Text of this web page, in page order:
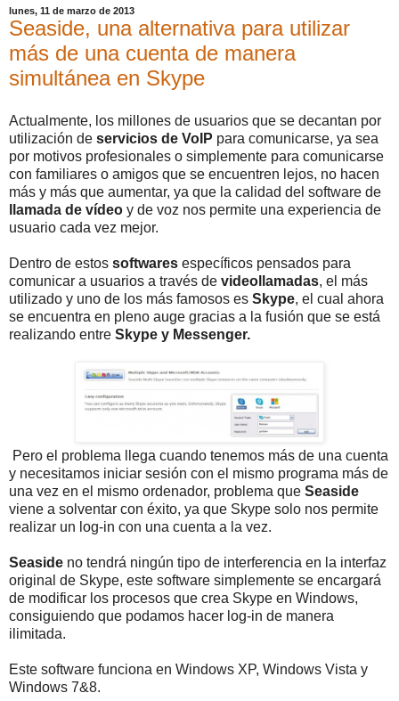
lunes, 11 de marzo de 2013
Seaside, una alternativa para utilizar
más de una cuenta de manera
simultánea en Skype
Actualmente, los millones de usuarios que se decantan por
utilización de servicios de VoIP para comunicarse, ya sea
por motivos profesionales o simplemente para comunicarse
con familiares o amigos que se encuentren lejos, no hacen
más y más que aumentar, ya que la calidad del software de
llamada de vídeo y de voz nos permite una experiencia de
usuario cada vez mejor.
Dentro de estos softwares específicos pensados para
comunicar a usuarios a través de videollamadas, el más
utilizado y uno de los más famosos es Skype, el cual ahora
se encuentra en pleno auge gracias a la fusión que se está
realizando entre Skype y Messenger.
Pero el problema llega cuando tenemos más de una cuenta
y necesitamos iniciar sesión con el mismo programa más de
una vez en el mismo ordenador, problema que Seaside
viene a solventar con éxito, ya que Skype solo nos permite
realizar un log-in con una cuenta a la vez.
Seaside no tendrá ningún tipo de interferencia en la interfaz
original de Skype, este software simplemente se encargará
de modificar los procesos que crea Skype en Windows,
consiguiendo que podamos hacer log-in de manera
ilimitada.
Este software funciona en Windows XP, Windows Vista y
Windows 7&8.